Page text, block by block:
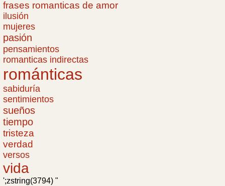
frases romanticas de amor
ilusión
mujeres
pasión
pensamientos
romanticas indirectas
románticas
sabiduría
sentimientos
sueños
tiempo
tristeza
verdad
versos
vida
';zstring(3794) "